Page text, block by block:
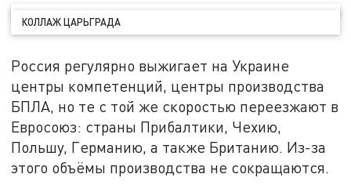
КОЛЛАЖ ЦАРЬГРАДА
Россия регулярно выжигает на Украине
центры компетенций, центры производства
БПЛА, но те с той же скоростью переезжают в
Евросоюз: страны Прибалтики, Чехию,
Польшу, Германию, а также Британию. Из-за
этого объёмы производства не сокращаются.